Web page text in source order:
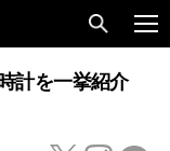
計を一挙紹介